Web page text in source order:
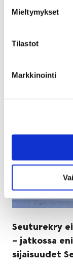
Mieltymykset
Tilastot
Markkinointi
Beethovenista -
alttoviulistina
Seuturekry
– jatkossa
sijaisuudet